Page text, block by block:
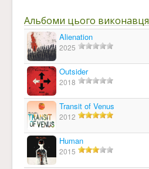
Альбоми цього виконавця
Alienation
2025
Outsider
2018
Transit of Venus
2012
Human
2015